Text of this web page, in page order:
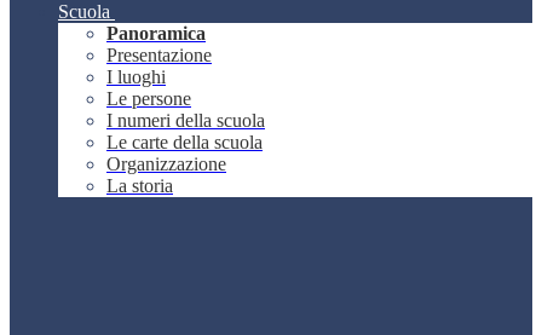
Scuola
Panoramica
Presentazione
I luoghi
Le persone
I numeri della scuola
Le carte della scuola
Organizzazione
La storia